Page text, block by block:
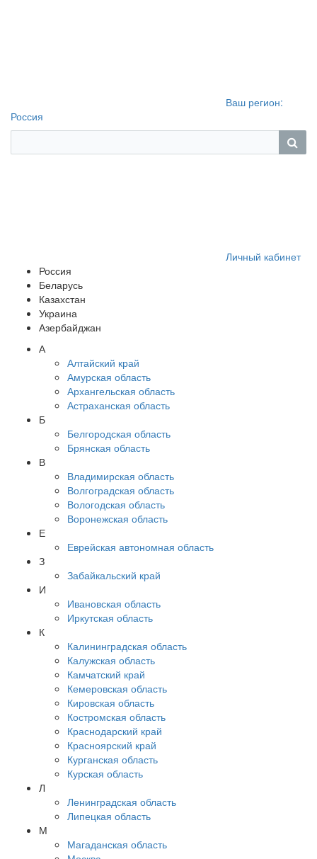
Ваш регион:
Россия
Личный кабинет
Россия
Беларусь
Казахстан
Украина
Азербайджан
А
Алтайский край
Амурская область
Архангельская область
Астраханская область
Б
Белгородская область
Брянская область
В
Владимирская область
Волгоградская область
Вологодская область
Воронежская область
Е
Еврейская автономная область
З
Забайкальский край
И
Ивановская область
Иркутская область
К
Калининградская область
Калужская область
Камчатский край
Кемеровская область
Кировская область
Костромская область
Краснодарский край
Красноярский край
Курганская область
Курская область
Л
Ленинградская область
Липецкая область
М
Магаданская область